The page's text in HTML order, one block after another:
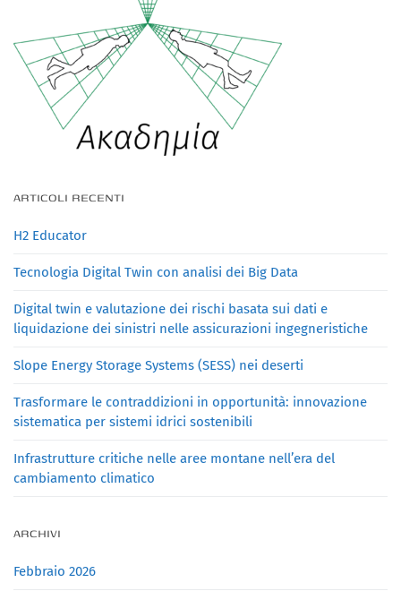
ARTICOLI RECENTI
H2 Educator
Tecnologia Digital Twin con analisi dei Big Data
Digital twin e valutazione dei rischi basata sui dati e
liquidazione dei sinistri nelle assicurazioni ingegneristiche
Slope Energy Storage Systems (SESS) nei deserti
Trasformare le contraddizioni in opportunità: innovazione
sistematica per sistemi idrici sostenibili
Infrastrutture critiche nelle aree montane nell’era del
cambiamento climatico
ARCHIVI
Febbraio 2026